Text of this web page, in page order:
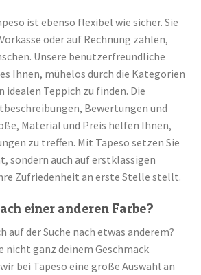
ist ebenso flexibel wie sicher. Sie
oder auf Rechnung zahlen,
Unsere benutzerfreundliche
Ihnen, mühelos durch die Kategorien
idealen Teppich zu finden. Die
Bewertungen und
Material und Preis helfen Ihnen,
zu treffen. Mit Tapeso setzen Sie
sondern auch auf erstklassigen
Zufriedenheit an erste Stelle stellt.
einer anderen Farbe?
auf der Suche nach etwas anderem?
nicht ganz deinem Geschmack
bei Tapeso eine große Auswahl an